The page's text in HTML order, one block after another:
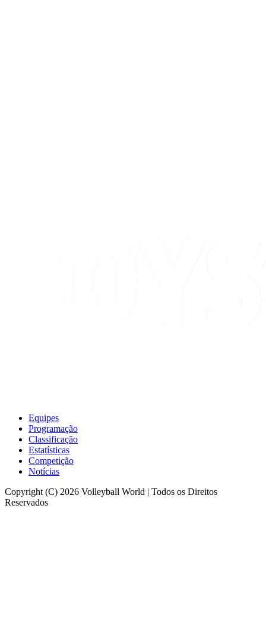
Equipes
Programação
Classificação
Estatísticas
Competição
Notícias
Copyright (C) 2026 Volleyball World | Todos os Direitos
Reservados